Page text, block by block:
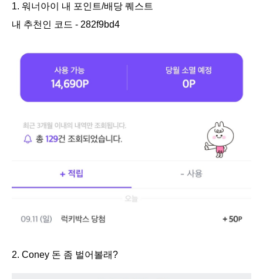
1. 워너아이 내 포인트/배당 퀘스트
내 추천인 코드 - 282f9bd4
2. Coney 돈 좀 벌어볼래?